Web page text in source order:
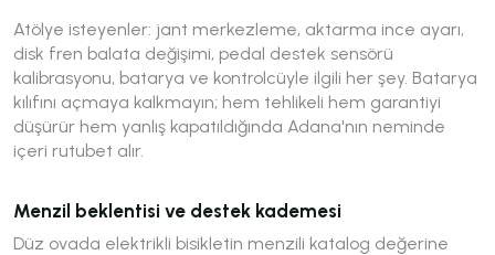
Atölye isteyenler: jant merkezleme, aktarma ince ayarı,
disk fren balata değişimi, pedal destek sensörü
kalibrasyonu, batarya ve kontrolcüyle ilgili her şey. Batarya
kılıfını açmaya kalkmayın; hem tehlikeli hem garantiyi
düşürür hem yanlış kapatıldığında Adana'nın neminde
içeri rutubet alır.
Menzil beklentisi ve destek kademesi
Düz ovada elektrikli bisikletin menzili katalog değerine